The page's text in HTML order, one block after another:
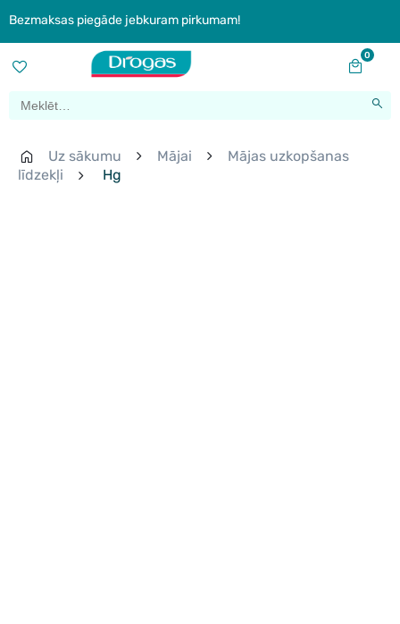
Bezmaksas piegāde jebkuram pirkumam!
0
Uz sākumu Mājai
Mājas uzkopšanas
līdzekļi
Hg